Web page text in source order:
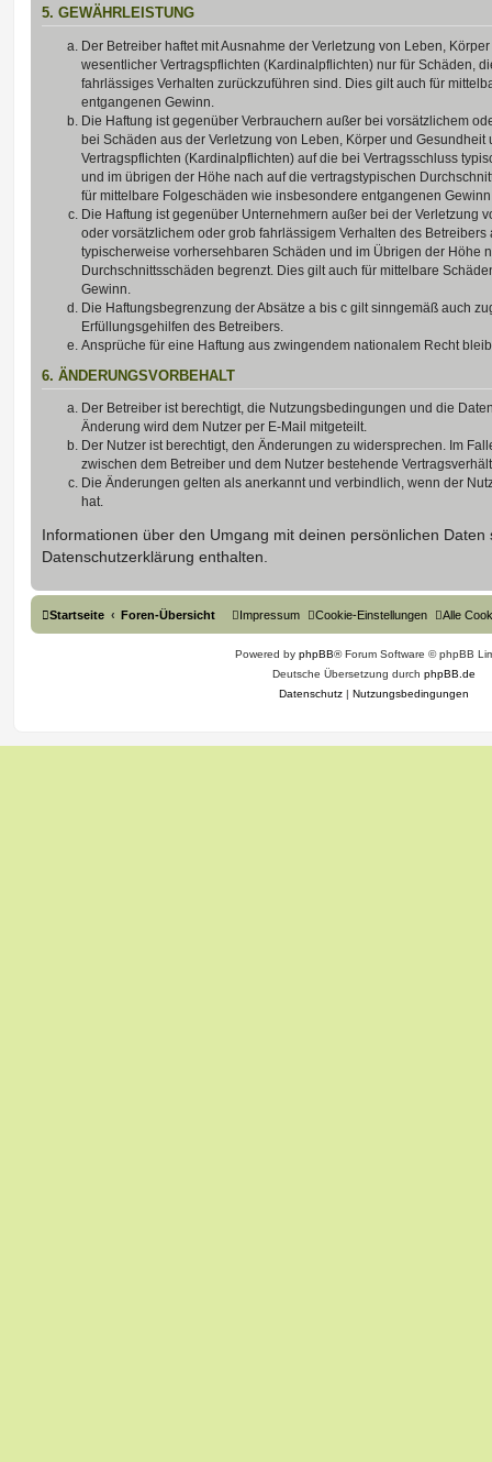
5. GEWÄHRLEISTUNG
Der Betreiber haftet mit Ausnahme der Verletzung von Leben,
wesentlicher Vertragspflichten (Kardinalpflichten) nur für Schäden,
fahrlässiges Verhalten zurückzuführen sind. Dies gilt auch für
entgangenen Gewinn.
Die Haftung ist gegenüber Verbrauchern außer bei vorsätzlichem
bei Schäden aus der Verletzung von Leben, Körper und
Vertragspflichten (Kardinalpflichten) auf die bei Vertragsschluss
und im übrigen der Höhe nach auf die vertragstypischen
für mittelbare Folgeschäden wie insbesondere entgangenen
Die Haftung ist gegenüber Unternehmern außer bei der Verletzung
oder vorsätzlichem oder grob fahrlässigem Verhalten des Betreibers
typischerweise vorhersehbaren Schäden und im Übrigen der Höhe
Durchschnittsschäden begrenzt. Dies gilt auch für mittelbare
Gewinn.
Die Haftungsbegrenzung der Absätze a bis c gilt sinngemäß auch
Erfüllungsgehilfen des Betreibers.
Ansprüche für eine Haftung aus zwingendem nationalem Recht
6. ÄNDERUNGSVORBEHALT
Der Betreiber ist berechtigt, die Nutzungsbedingungen und die
Änderung wird dem Nutzer per E-Mail mitgeteilt.
Der Nutzer ist berechtigt, den Änderungen zu widersprechen. Im
zwischen dem Betreiber und dem Nutzer bestehende
Die Änderungen gelten als anerkannt und verbindlich, wenn der
hat.
Informationen über den Umgang mit deinen persönlichen Daten
Datenschutzerklärung enthalten.
Startseite Foren-Übersicht Alle
Cookie-Einstellungen
Impressum
Powered by phpBB® Forum Software © phpBB
Deutsche Übersetzung durch phpBB.de
Datenschutz | Nutzungsbedingungen